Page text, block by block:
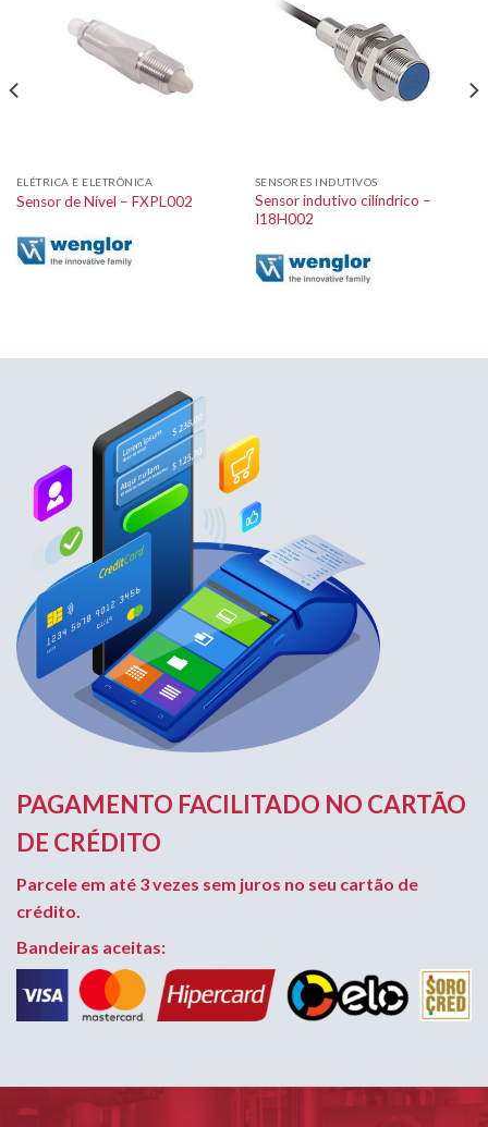
ELÉTRICA E ELETRÔNICA
Sensor de Nível – FXPL002
SENSORES INDUTIVOS
Sensor indutivo cilíndrico –
I18H002
PAGAMENTO FACILITADO NO CARTÃO
DE CRÉDITO
Parcele em até 3 vezes sem juros no seu cartão de
crédito.
Bandeiras aceitas: